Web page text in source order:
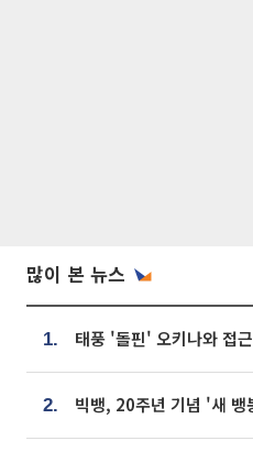
많이 본 뉴스
1.
2.